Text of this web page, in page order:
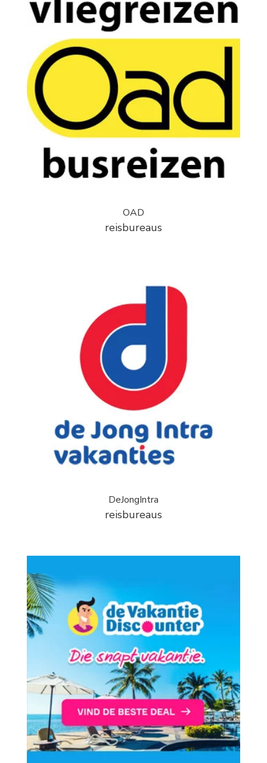
OAD
reisbureaus
DeJongIntra
reisbureaus